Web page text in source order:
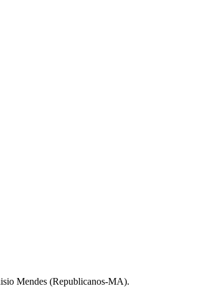
Mendes (Republicanos-MA).